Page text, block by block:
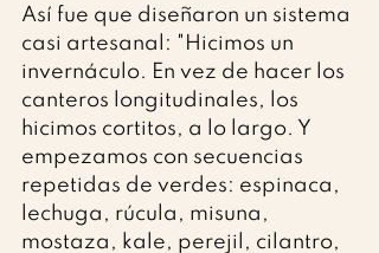
Así fue que diseñaron un sistema
casi artesanal: "Hicimos un
invernáculo. En vez de hacer los
canteros longitudinales, los
hicimos cortitos, a lo largo. Y
empezamos con secuencias
repetidas de verdes: espinaca,
lechuga, rúcula, misuna,
mostaza, kale, perejil, cilantro,